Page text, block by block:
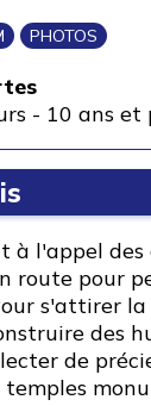
PHOTOS
- 10 ans et
à l'appel des
route pour
s'attirer
des
de
temples